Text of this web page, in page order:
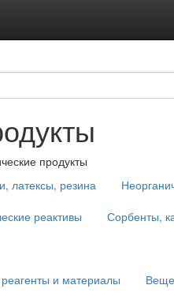
продукты
латексы, резина
реактивы Сорбенты,
и материалы